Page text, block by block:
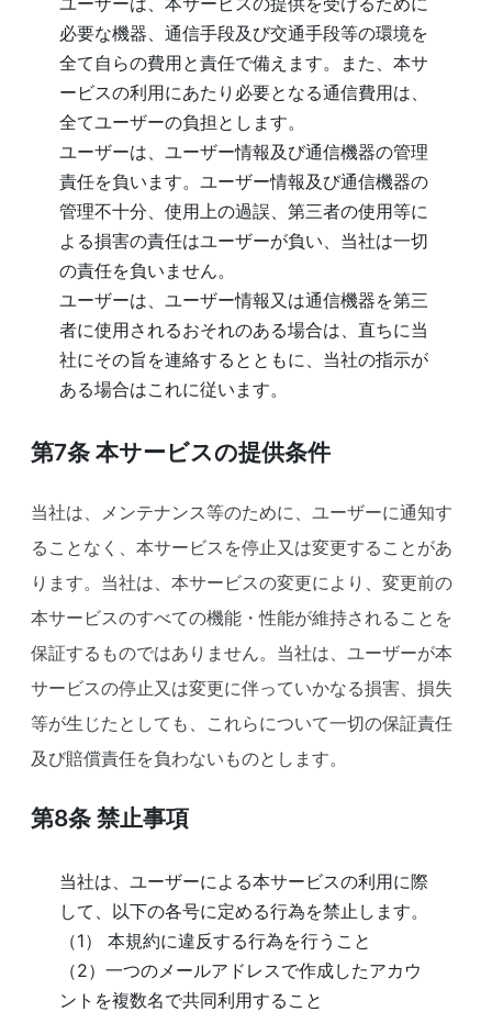
必要な機器、通信手段及び交通手段等の環境を
全て自らの費用と責任で備えます。また、本サ
ービスの利用にあたり必要となる通信費用は、
全てユーザーの負担とします。
ユーザーは、ユーザー情報及び通信機器の管理
責任を負います。ユーザー情報及び通信機器の
管理不十分、使用上の過誤、第三者の使用等に
よる損害の責任はユーザーが負い、当社は一切
の責任を負いません。
ユーザーは、ユーザー情報又は通信機器を第三
者に使用されるおそれのある場合は、直ちに当
社にその旨を連絡するとともに、当社の指示が
ある場合はこれに従います。
第7条 本サービスの提供条件
当社は、メンテナンス等のために、ユーザーに通知す
ることなく、本サービスを停止又は変更することがあ
ります。当社は、本サービスの変更により、変更前の
本サービスのすべての機能・性能が維持されることを
保証するものではありません。当社は、ユーザーが本
サービスの停止又は変更に伴っていかなる損害、損失
等が生じたとしても、これらについて一切の保証責任
及び賠償責任を負わないものとします。
第8条 禁止事項
当社は、ユーザーによる本サービスの利用に際
して、以下の各号に定める行為を禁止します。
（1） 本規約に違反する行為を行うこと
（2）一つのメールアドレスで作成したアカウ
ントを複数名で共同利用すること